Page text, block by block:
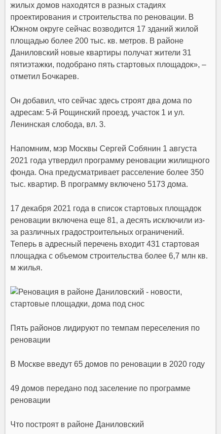
жилых домов находятся в разных стадиях
проектирования и строительства по реновации. В
Южном округе сейчас возводится 17 зданий жилой
площадью более 200 тыс. кв. метров. В районе
Даниловский новые квартиры получат жители 31
пятиэтажки, подобрано пять стартовых площадок», –
отметил Бочкарев.
Он добавил, что сейчас здесь строят два дома по
адресам: 5-й Рощинский проезд, участок 1 и ул.
Ленинская слобода, вл. 3.
Напомним, мэр МосквыСергей Собянин 1 августа
2021 года утвердил программу реновации жилищного
фонда. Она предусматривает расселение более 350
тыс. квартир. В программу включено 5173 дома.
17 декабря 2021 года в список стартовых площадок
реновации включена еще 81, а десять исключили из-
за различных градостроительных ограничений.
Теперь в адресный перечень входит 431 стартовая
площадка с объемом строительства более 6,7 млн кв.
мжилья.
Пять районов лидируют по темпам переселения по
реновации
В Москве введут 65 домов по реновации в 2020 году
49 домов передано под заселение по программе
реновации
Что построят в районе Даниловский